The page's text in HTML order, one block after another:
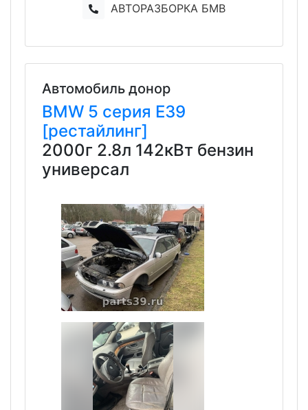
АВТОРАЗБОРКА БМВ
Автомобиль донор
BMW 5 серия E39
[рестайлинг]
2000г 2.8л 142кВт бензин
универсал